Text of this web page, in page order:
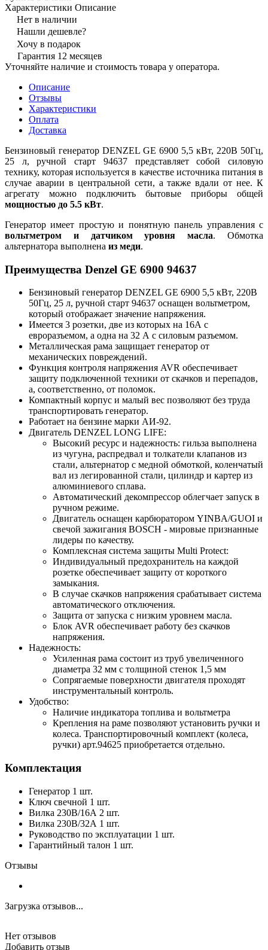
Характеристики Описание
Нет в наличии
Нашли дешевле?
Хочу в подарок
Гарантия 12 месяцев
Уточняйте наличие и стоимость товара у оператора.
Описание
Отзывы
Характеристики
Оплата
Доставка
Бензиновый генератор DENZEL GE 6900 5,5 кВт, 220В 50Гц,
25 л, ручной старт 94637 представляет собой силовую
технику, которая используется в качестве источника питания в
случае аварии в центральной сети, а также вдали от нее. К
агрегату можно подключить бытовые приборы общей
мощностью до 5.5 кВт.
Генератор имеет простую и понятную панель управления с
вольтметром и датчиком уровня масла. Обмотка
альтернатора выполнена из меди.
Преимущества Denzel GE 6900 94637
Бензиновый генератор DENZEL GE 6900 5,5 кВт, 220В
50Гц, 25 л, ручной старт 94637 оснащен вольтметром,
который отображает значение напряжения.
Имеется 3 розетки, две из которых на 16А с
евроразъемом, а одна на 32 А с силовым разъемом.
Металлическая рама защищает генератор от
механических повреждений.
Функция контроля напряжения AVR обеспечивает
защиту подключенной техники от скачков и перепадов,
а, соответственно, от поломок.
Компактный корпус и малый вес позволяют без труда
транспортировать генератор.
Работает на бензине марки АИ-92.
Двигатель DENZEL LONG LIFE:
Высокий ресурс и надежность: гильза выполнена
из чугуна, распредвал и толкатели клапанов из
стали, альтернатор с медной обмоткой, коленчатый
вал из легированной стали, цилиндр и картер из
алюминиевого сплава.
Автоматический декомпрессор облегчает запуск в
ручном режиме.
Двигатель оснащен карбюратором YINBA/GUOI и
свечой зажигания BOSCH - мировые признанные
лидеры по качеству.
Комплексная система защиты Multi Protect:
Индивидуальный предохранитель на каждой
розетке обеспечивает защиту от короткого
замыкания.
В случае скачков напряжения срабатывает система
автоматического отключения.
Защита от запуска с низким уровнем масла.
Блок AVR обеспечивает работу без скачков
напряжения.
Надежность:
Усиленная рама состоит из труб увеличенного
диаметра 32 мм с толщиной стенок 1,5 мм
Сопрягаемые поверхности двигателя проходят
инструментальный контроль.
Удобство:
Наличие индикатора топлива и вольтметра
Крепления на раме позволяют установить ручки и
колеса. Транспортировочный комплект (колеса,
ручки) арт.94625 приобретается отдельно.
Комплектация
Генератор 1 шт.
Ключ свечной 1 шт.
Вилка 230В/16А 2 шт.
Вилка 230В/32А 1 шт.
Руководство по эксплуатации 1 шт.
Гарантийный талон 1 шт.
Отзывы
Загрузка отзывов...
Нет отзывов
Добавить отзыв